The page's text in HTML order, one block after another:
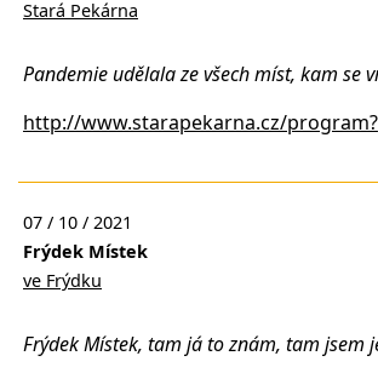
Stará Pekárna
Pandemie udělala ze všech míst, kam se
http://www.starapekarna.cz/
07 / 10 / 2021
Frýdek Místek
ve Frýdku
Frýdek Místek, tam já to znám, tam jsem